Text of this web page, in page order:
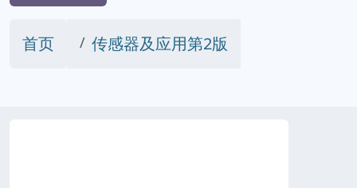
首页 传感器及应用第2版